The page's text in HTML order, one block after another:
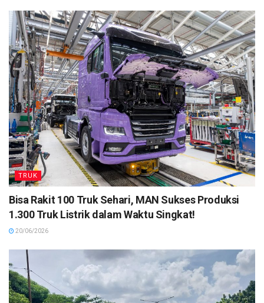
TRUK
Bisa Rakit 100 Truk Sehari, MAN Sukses Produksi
1.300 Truk Listrik dalam Waktu Singkat!
20/06/2026